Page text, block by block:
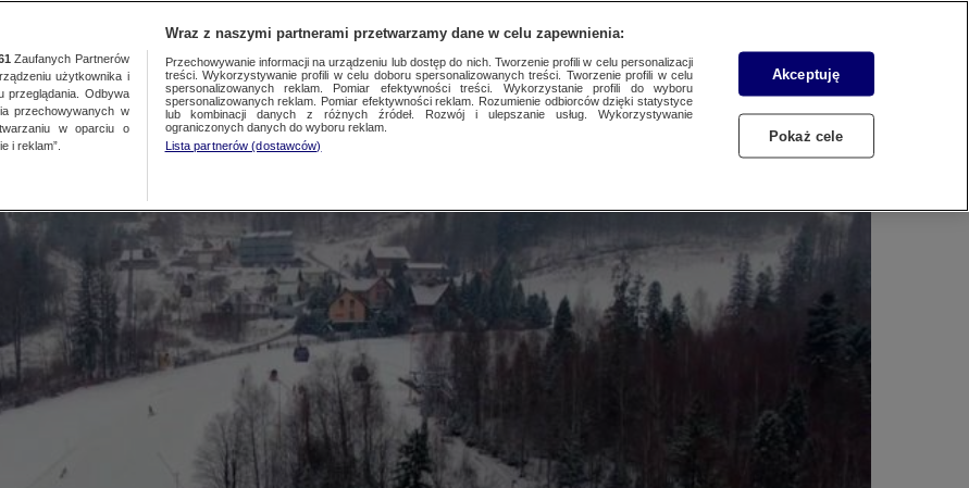
FAKTY PO FAKTACH FAKTY O ŚWIECIE
Dzień dobry!
ZALOGUJ SIĘ
stoku w Szczyrku. Zginął 48-letni narciarz
Zaufanych Partnerów
użytkownika i
przeglądania. Odbywa
przechowywanych w
w oparciu o
i reklam”.
Wraz z naszymi partnerami przetwarzamy dane w celu zapewnienia:
Przechowywanie informacji na urządzeniu lub dostęp do nich. Tworzenie profili w celu personalizacji
treści. Wykorzystywanie profili w celu doboru spersonalizowanych treści. Tworzenie profili w celu
spersonalizowanych reklam. Pomiar efektywności treści. Wykorzystanie profili do wyboru
spersonalizowanych reklam. Pomiar efektywności reklam. Rozumienie odbiorców dzięki statystyce
lub kombinacji danych z różnych źródeł. Rozwój i ulepszanie usług. Wykorzystywanie
ograniczonych danych do wyboru reklam.
Lista partnerów (dostawców)
Akceptuję
Pokaż cele